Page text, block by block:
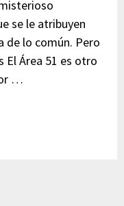
se le atribuyen
de lo común. Pero
El Área 51 es otro
…